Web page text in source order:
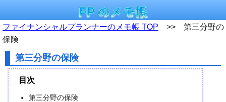
ファイナンシャルプランナーのメモ帳 TOP >> 第三分野の
保険
第三分野の保険
目次
第三分野の保険